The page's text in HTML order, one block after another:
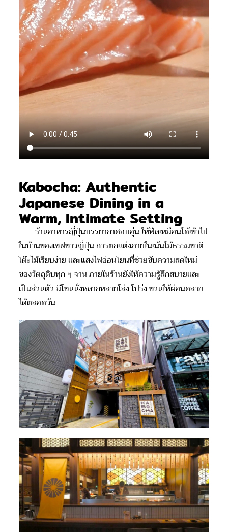
Kabocha: Authentic
Japanese Dining in a
Warm, Intimate Setting
ร้านอาหารญี่ปุ่นบรรยากาศอบอุ่น ให้ฟีลเหมือนได้เข้าไป
ในบ้านของเชฟชาวญี่ปุ่น การตกแต่งภายในเน้นไม้ธรรมชาติ
โต๊ะไม้เรียบง่าย และแสงไฟอ่อนโยนที่ช่วยขับความสดใหม่
ของวัตถุดิบทุก ๆ จาน ภายในร้านยังให้ความรู้สึกสบายและ
เป็นส่วนตัว มีโซนนั่งหลากหลายโล่ง โปร่ง ชวนให้ผ่อนคลาย
ได้ตลอดวัน